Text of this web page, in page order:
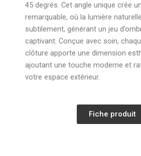
45 degrés. Cet angle unique crée
remarquable, où la lumière
subtilement, générant un jeu
captivant. Conçue avec soin,
clôture apporte une dimension
ajoutant une touche moderne et
votre espace extérieur.
Fiche produit